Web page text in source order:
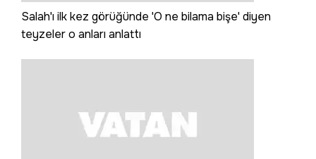
Salah'ı ilk kez görüğünde 'O ne bilama bişe' diyen
teyzeler o anları anlattı